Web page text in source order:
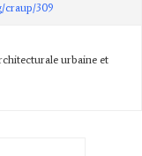
craup/309
urbaine et